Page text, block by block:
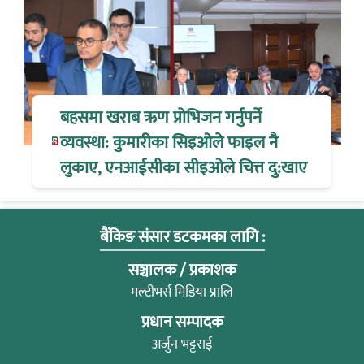
बहसमा खराब ऋण प्रोभिजन गर्नुपर्ने
व्यवस्था: कुमारीका सिइओले फाइल नै
लुकाए, एनआईसीका सीइओले चित्त दु:खाए
बैंकिङ संसार डटकमका लागि :
सञ्चालक / प्रकाशक
मल्टीभर्स मिडिया प्रालि
प्रधान सम्पादक
अर्जुन भट्टराई